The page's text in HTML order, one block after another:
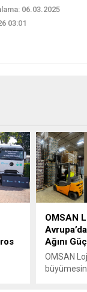
06.03.2025
03:01
OMSAN
Ağını
OMSAN